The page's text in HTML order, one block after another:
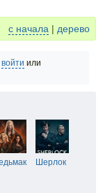
с начала | дерево
войти или
Шерлок